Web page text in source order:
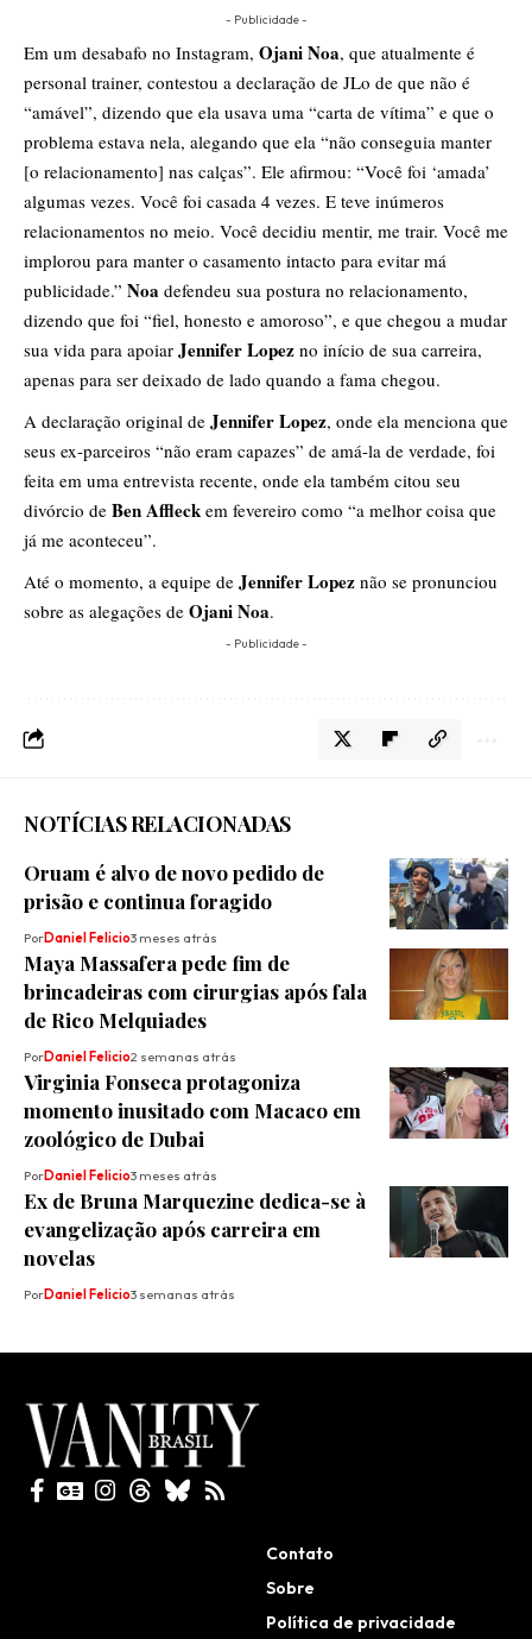
- Publicidade -
Em um desabafo no Instagram, Ojani Noa, que atualmente é
personal trainer, contestou a declaração de JLo de que não é
“amável”, dizendo que ela usava uma “carta de vítima” e que o
problema estava nela, alegando que ela “não conseguia manter
[o relacionamento] nas calças”. Ele afirmou: “Você foi ‘amada’
algumas vezes. Você foi casada 4 vezes. E teve inúmeros
relacionamentos no meio. Você decidiu mentir, me trair. Você me
implorou para manter o casamento intacto para evitar má
publicidade.” Noa defendeu sua postura no relacionamento,
dizendo que foi “fiel, honesto e amoroso”, e que chegou a mudar
sua vida para apoiar Jennifer Lopez no início de sua carreira,
apenas para ser deixado de lado quando a fama chegou.
A declaração original de Jennifer Lopez, onde ela menciona que
seus ex-parceiros “não eram capazes” de amá-la de verdade, foi
feita em uma entrevista recente, onde ela também citou seu
divórcio de Ben Affleck em fevereiro como “a melhor coisa que
já me aconteceu”.
Até o momento, a equipe de Jennifer Lopez não se pronunciou
sobre as alegações de Ojani Noa.
- Publicidade -
NOTÍCIAS RELACIONADAS
Oruam é alvo de novo pedido de
prisão e continua foragido
PorDaniel Felicio3 meses atrás
Maya Massafera pede fim de
brincadeiras com cirurgias após fala
de Rico Melquiades
PorDaniel Felicio2 semanas atrás
Virginia Fonseca protagoniza
momento inusitado com Macaco em
zoológico de Dubai
PorDaniel Felicio3 meses atrás
Ex de Bruna Marquezine dedica-se à
evangelização após carreira em
novelas
PorDaniel Felicio3 semanas atrás
Contato
Sobre
Política de privacidade